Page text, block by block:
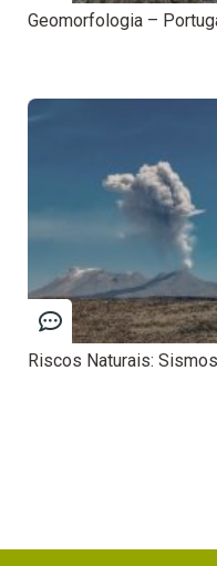
Geomorfologia –
Riscos Naturais: